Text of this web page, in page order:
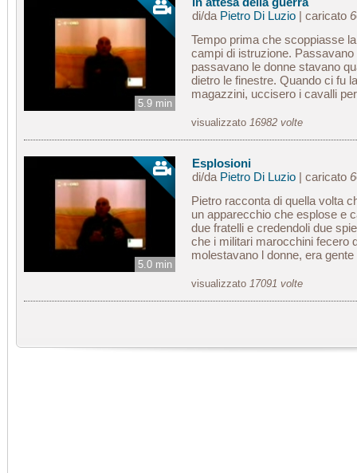
5.9 min
di/da Pietro Di Luzio| caricato
Tempo prima che scoppiasse
campi di istruzione.
passavano le donne stavano
dietro le finestre. Quando ci fu
magazzini, uccisero i cavalli
visualizzato 16982 volte
5.0 min
Esplosioni
di/da Pietro Di Luzio| caricato
Pietro racconta di quella volta
un apparecchio che esplose e
due fratelli e credendoli due
che i militari marocchini fecero
molestavano l donne, era
visualizzato 17091 volte